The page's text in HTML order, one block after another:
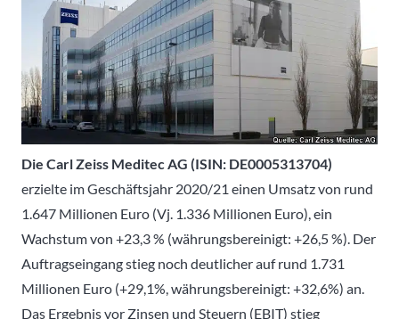
Die Carl Zeiss Meditec AG (ISIN: DE0005313704)
erzielte im Geschäftsjahr 2020/21 einen Umsatz von rund
1.647 Millionen Euro (Vj. 1.336 Millionen Euro), ein
Wachstum von +23,3 % (währungsbereinigt: +26,5 %). Der
Auftragseingang stieg noch deutlicher auf rund 1.731
Millionen Euro (+29,1%, währungsbereinigt: +32,6%) an.
Das Ergebnis vor Zinsen und Steuern (EBIT) stieg